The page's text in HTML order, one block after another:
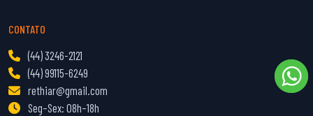
CONTATO
(44) 3246-2121
(44) 99115-6249
rethiar@gmail.com
Seg–Sex: 08h–18h